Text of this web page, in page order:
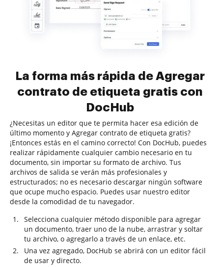
La forma más rápida de Agregar
contrato de etiqueta gratis con
DocHub
¿Necesitas un editor que te permita hacer esa edición de
último momento y Agregar contrato de etiqueta gratis?
¡Entonces estás en el camino correcto! Con DocHub, puedes
realizar rápidamente cualquier cambio necesario en tu
documento, sin importar su formato de archivo. Tus
archivos de salida se verán más profesionales y
estructurados; no es necesario descargar ningún software
que ocupe mucho espacio. Puedes usar nuestro editor
desde la comodidad de tu navegador.
Selecciona cualquier método disponible para agregar
un documento, traer uno de la nube, arrastrar y soltar
tu archivo, o agregarlo a través de un enlace, etc.
Una vez agregado, DocHub se abrirá con un editor fácil
de usar y directo.